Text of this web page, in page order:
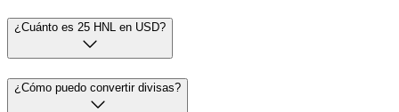
¿Cuánto es 25 HNL en USD?
¿Cómo puedo convertir divisas?